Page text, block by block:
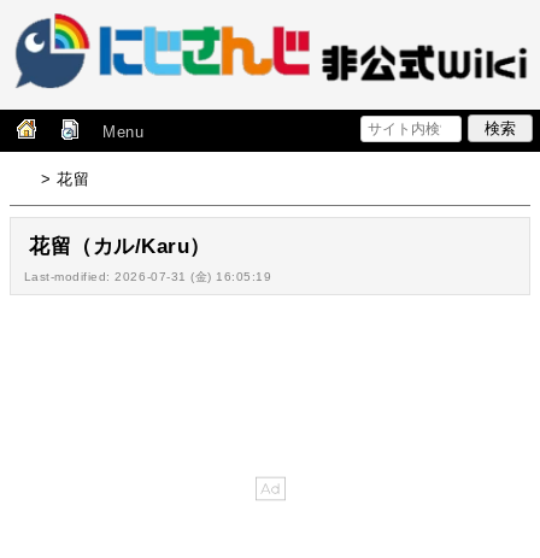
Menu
> 花留
花留（カル/Karu）
Last-modified: 2026-07-31 (金) 16:05:19